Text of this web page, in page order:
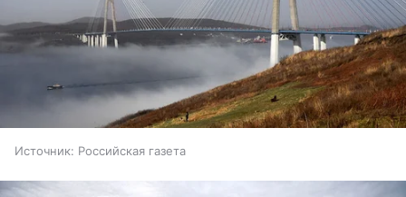
Источник: Российская газета